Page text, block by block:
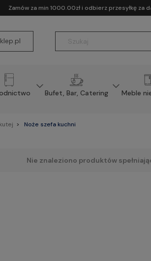
Zamów za min 1000.00zł i odbierz przesyłkę za
Bufet, Bar, Catering Meble
Noże szefa kuchni
Nie znaleziono produktów